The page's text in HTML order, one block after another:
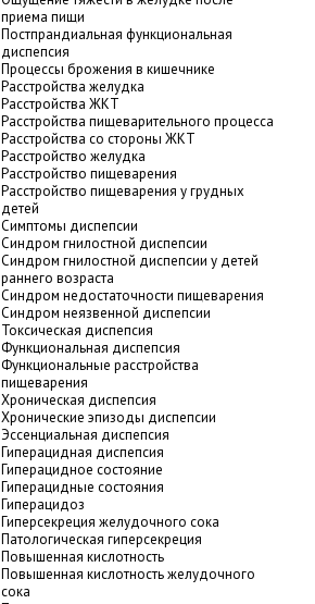
приема пищи
Постпрандиальная функциональная
диспепсия
Процессы брожения в кишечнике
Расстройства желудка
Расстройства ЖКТ
Расстройства пищеварительного процесса
Расстройства со стороны ЖКТ
Расстройство желудка
Расстройство пищеварения
Расстройство пищеварения у грудных
детей
Симптомы диспепсии
Синдром гнилостной диспепсии
Синдром гнилостной диспепсии у детей
раннего возраста
Синдром недостаточности пищеварения
Синдром неязвенной диспепсии
Токсическая диспепсия
Функциональная диспепсия
Функциональные расстройства
пищеварения
Хроническая диспепсия
Хронические эпизоды диспепсии
Эссенциальная диспепсия
Гиперацидная диспепсия
Гиперацидное состояние
Гиперацидные состояния
Гиперацидоз
Гиперсекреция желудочного сока
Патологическая гиперсекреция
Повышенная кислотность
Повышенная кислотность желудочного
сока